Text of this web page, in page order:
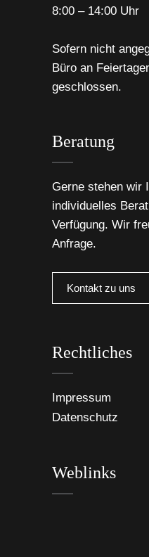
8:00 – 14:00 Uhr
Sofern nicht
Büro an
geschlossen.
Beratung
Gerne stehen wir
individuelles
Verfügung. Wir
Anfrage.
Kontakt zu uns
Rechtliches
Impressum
Datenschutz
Weblinks